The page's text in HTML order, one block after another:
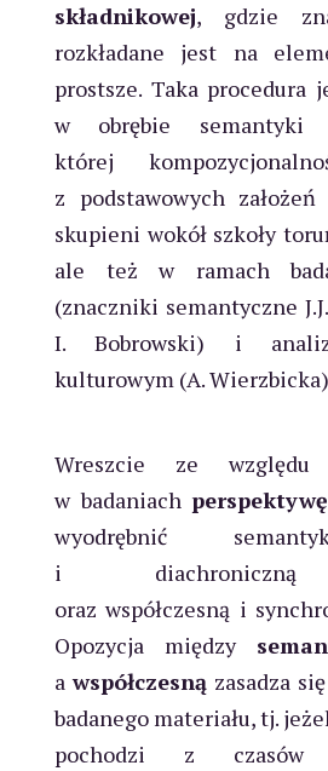
składnikowej, gdzie
rozkładane jest na
prostsze. Taka procedura
w obrębie semantyki
której
z podstawowych założeń
skupieni wokół szkoły
ale też w ramach
(znaczniki semantyczne
I. Bobrowski) i
kulturowym (A. Wierzbicka)
Wreszcie ze względu
w badaniach
wyodrębnić
i diachroniczną
oraz współczesną i
Opozycja między
awspółczesnązasadza
badanego materiału, tj.
pochodzi z czasów